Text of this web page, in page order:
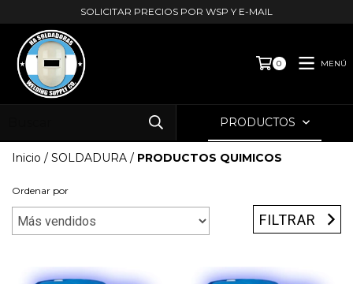
SOLICITAR PRECIOS POR WSP Y E-MAIL
0 MENÚ
PRODUCTOS
Inicio / SOLDADURA / PRODUCTOS QUIMICOS
Ordenar por
FILTRAR